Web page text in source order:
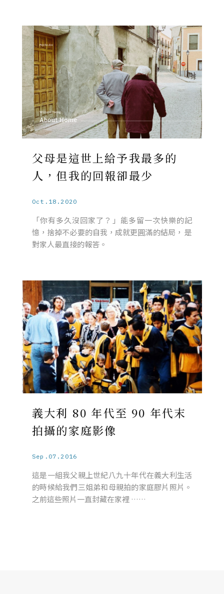
父母是這世上給予我最多的
人，但我的回報卻最少
Oct.18.2020
「你有多久沒回家了？」能多留一次快樂的記
憶，捨掉不必要的自我，成就更圓滿的結局， 是
對家人最直接的報答。
義大利 80 年代至 90 年代末
拍攝的家庭影像
Sep.07.2016
這是一組我父親上世紀八九十年代在義大利生活
的時候給我們三姐弟和母親拍的家庭膠片照片。
之前這些照片一直封藏在家裡 ……